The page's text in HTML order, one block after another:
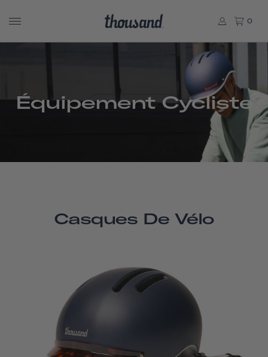
0
Équipement Cycliste
Casques De Vélo